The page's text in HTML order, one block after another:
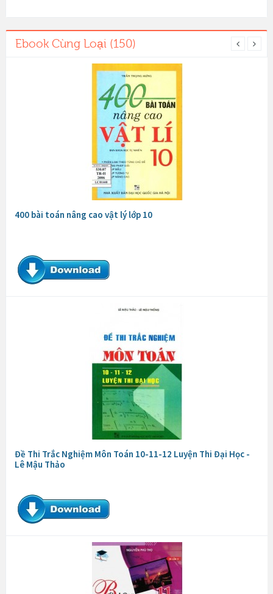
Ebook Cùng Loại (150)
400 bài toán nâng cao vật lý lớp 10
Đề Thi Trắc Nghiệm Môn Toán 10-11-12 Luyện Thi Đại Học -
Lê Mậu Thảo